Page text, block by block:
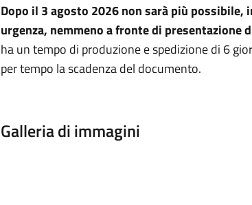
Dopo il 3 agosto 2026 non sarà più
urgenza, nemmeno a fronte di
ha un tempo di produzione e spedizione di 6
per tempo la scadenza del documento.
Galleria di immagini